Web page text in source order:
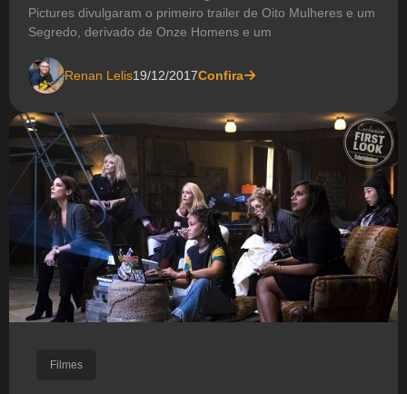
Pictures divulgaram o primeiro trailer de Oito Mulheres e um
Segredo, derivado de Onze Homens e um
Renan Lelis19/12/2017Confira
Filmes